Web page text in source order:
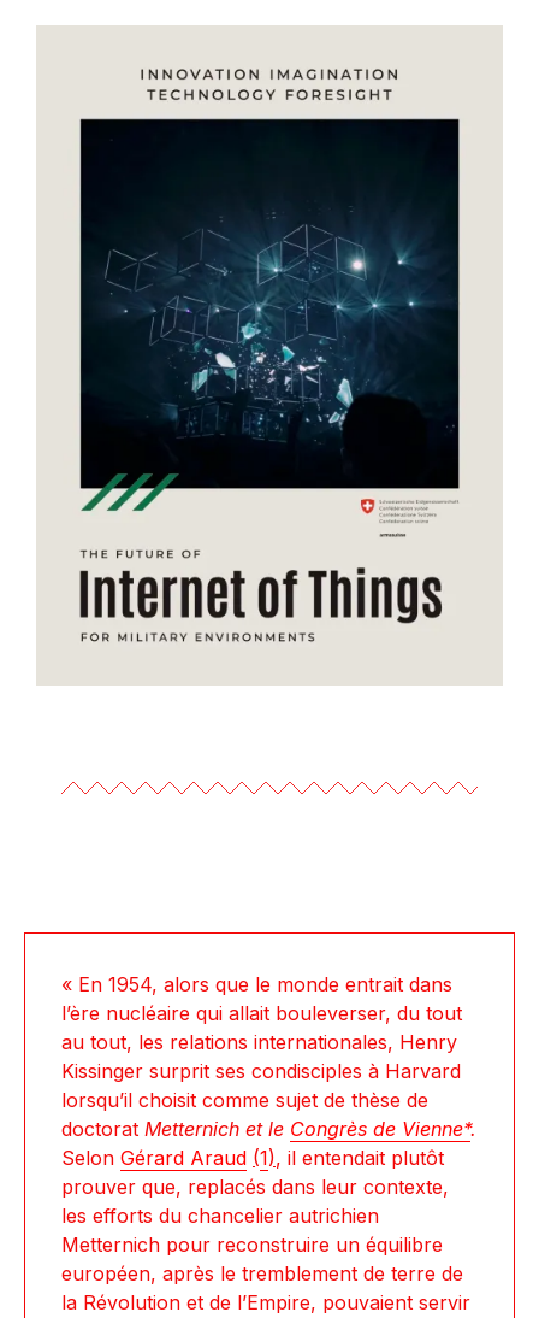
« En 1954, alors que le monde entrait dans
l’ère nucléaire qui allait bouleverser, du tout
au tout, les relations internationales, Henry
Kissinger surprit ses condisciples à Harvard
lorsqu’il choisit comme sujet de thèse de
doctorat Metternich et le Congrès de Vienne*.
Selon Gérard Araud (1), il entendait plutôt
prouver que, replacés dans leur contexte,
les efforts du chancelier autrichien
Metternich pour reconstruire un équilibre
européen, après le tremblement de terre de
la Révolution et de l’Empire, pouvaient servir